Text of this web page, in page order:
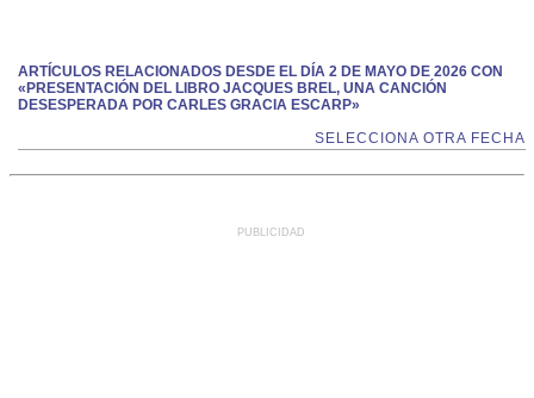
ARTÍCULOS RELACIONADOS DESDE EL DÍA 2 DE MAYO DE 2026 CON
«PRESENTACIÓN DEL LIBRO JACQUES BREL, UNA CANCIÓN
DESESPERADA POR CARLES GRACIA ESCARP»
SELECCIONA OTRA FECHA
PUBLICIDAD